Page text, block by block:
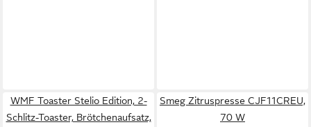
WMF Toaster Stelio Edition, 2-
Schlitz-Toaster, Brötchenaufsatz,
Smeg Zitruspresse CJF11CREU,
70 W